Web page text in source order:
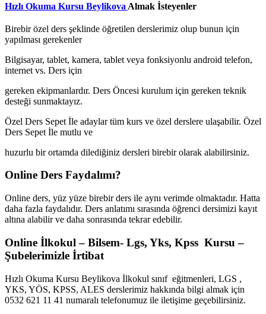
Hızlı Okuma Kursu Beylikova Almak İsteyenler
Birebir özel ders şeklinde öğretilen derslerimiz olup bunun için
yapılması gerekenler
Bilgisayar, tablet, kamera, tablet veya fonksiyonlu android telefon,
internet vs. Ders için
gereken ekipmanlardır. Ders Öncesi kurulum için gereken teknik
desteği sunmaktayız.
Özel Ders Sepet İle adaylar tüm kurs ve özel derslere ulaşabilir. Özel
Ders Sepet İle mutlu ve
huzurlu bir ortamda dilediğiniz dersleri birebir olarak alabilirsiniz.
Online Ders Faydalımı?
Online ders, yüz yüze birebir ders ile aynı verimde olmaktadır. Hatta
daha fazla faydalıdır. Ders anlatımı sırasında öğrenci dersimizi kayıt
altına alabilir ve daha sonrasında tekrar edebilir.
Online İlkokul – Bilsem- Lgs, Yks, Kpss Kursu –
Şubelerimizle İrtibat
Hızlı Okuma Kursu Beylikova İlkokul sınıf eğitmenleri, LGS ,
YKS, YÖS, KPSS, ALES derslerimiz hakkında bilgi almak için
0532 621 11 41 numaralı telefonumuz ile iletişime geçebilirsiniz.